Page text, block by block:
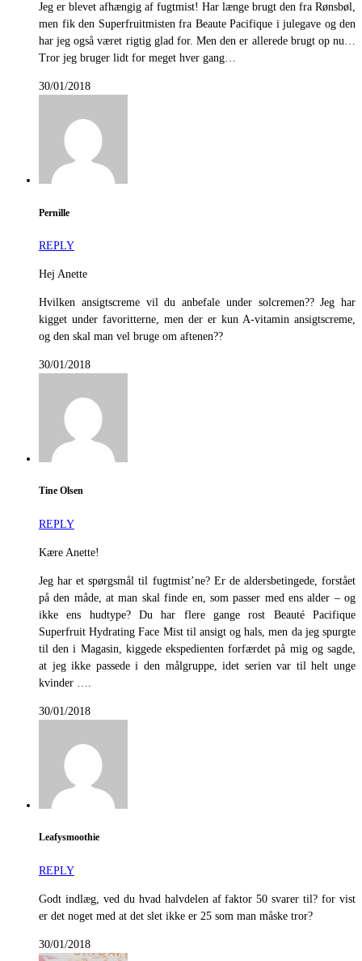
Jeg er blevet afhængig af fugtmist! Har længe brugt den fra Rønsbøl,
men fik den Superfruitmisten fra Beaute Pacifique i julegave og den
har jeg også været rigtig glad for. Men den er allerede brugt op nu…
Tror jeg bruger lidt for meget hver gang…
30/01/2018
Pernille
REPLY
Hej Anette
Hvilken ansigtscreme vil du anbefale under solcremen?? Jeg har
kigget under favoritterne, men der er kun A-vitamin ansigtscreme,
og den skal man vel bruge om aftenen??
30/01/2018
Tine Olsen
REPLY
Kære Anette!
Jeg har et spørgsmål til fugtmist’ne? Er de aldersbetingede, forstået
på den måde, at man skal finde en, som passer med ens alder – og
ikke ens hudtype? Du har flere gange rost Beauté Pacifique
Superfruit Hydrating Face Mist til ansigt og hals, men da jeg spurgte
til den i Magasin, kiggede ekspedienten forfærdet på mig og sagde,
at jeg ikke passede i den målgruppe, idet serien var til helt unge
kvinder ….
30/01/2018
Leafysmoothie
REPLY
Godt indlæg, ved du hvad halvdelen af faktor 50 svarer til? for vist
er det noget med at det slet ikke er 25 som man måske tror?
30/01/2018